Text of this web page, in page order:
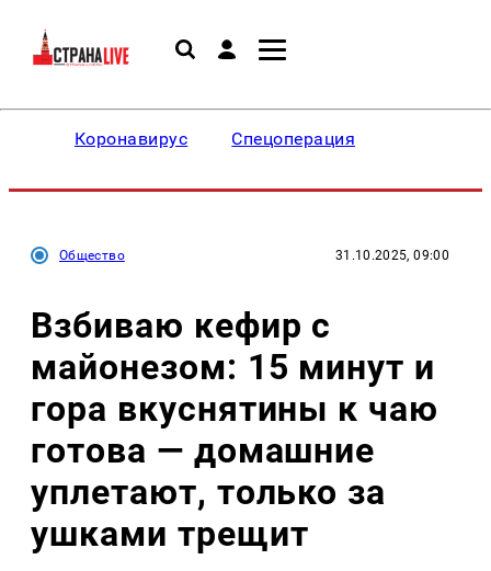
Коронавирус Спецоперация
Общество 31.10.2025, 09:00
Взбиваю кефир с
майонезом: 15 минут и
гора вкуснятины к чаю
готова — домашние
уплетают, только за
ушками трещит